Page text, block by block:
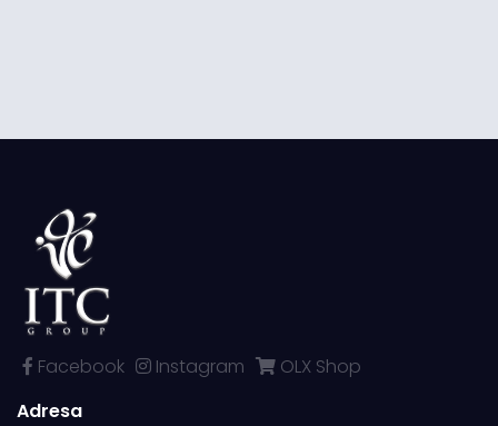
Facebook Instagram
OLX Shop
Adresa